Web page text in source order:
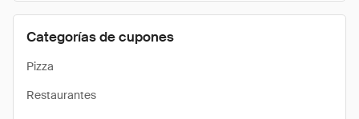
Categorías de cupones
Pizza
Restaurantes